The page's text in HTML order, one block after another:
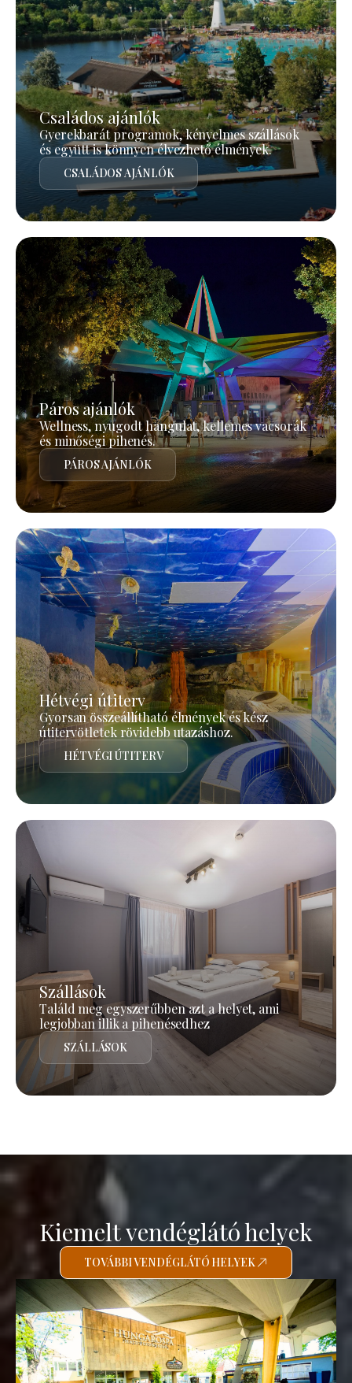
Családos ajánlók
Gyerekbarát programok, kényelmes szállások
és együtt is könnyen élvezhető élmények.
CSALÁDOS AJÁNLÓK
Páros ajánlók
Wellness, nyugodt hangulat, kellemes vacsorák
és minőségi pihenés.
PÁROS AJÁNLÓK
Hétvégi útiterv
Gyorsan összeállítható élmények és kész
útitervötletek rövidebb utazáshoz.
HÉTVÉGI ÚTITERV
Szállások
Találd meg egyszerűbben azt a helyet, ami
legjobban illik a pihenésedhez
SZÁLLÁSOK
Kiemelt vendéglátó helyek
TOVÁBBI VENDÉGLÁTÓ HELYEK